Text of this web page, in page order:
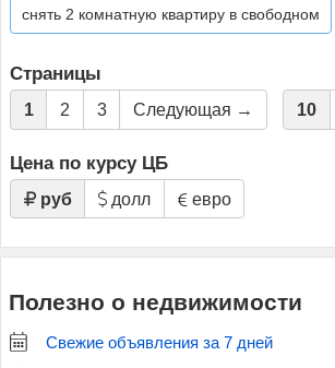
снять 2 комнатную квартиру в свободном
Страницы
1 2 3 Следующая → 10
Цена по курсу ЦБ
руб долл евро
Полезно о недвижимости
Свежие объявления за 7 дней